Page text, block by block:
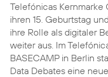
Telefónicas Kernmarke
ihren 15. Geburtstag
ihre Rolle als digitaler
weiter aus. Im
BASECAMP in Berlin
Data Debates eine neue